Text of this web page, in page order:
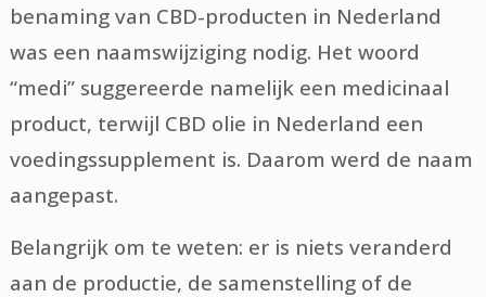
benaming van CBD-producten in Nederland
was een naamswijziging nodig. Het woord
“medi” suggereerde namelijk een medicinaal
product, terwijl CBD olie in Nederland een
voedingssupplement is. Daarom werd de naam
aangepast.
Belangrijk om te weten: er is niets veranderd
aan de productie, de samenstelling of de